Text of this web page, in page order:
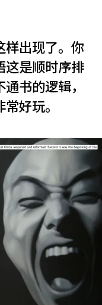
样出现了。你
这是顺时序排
书的逻辑，
好玩。